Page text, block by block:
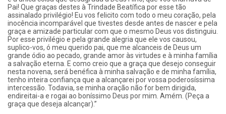
Pai! Que graças destes à Trindade Beatífica por esse tão
assinalado privilégio! Eu vos felicito com todo o meu coração, pela
inocência incomparável que tivestes desde antes de nascer e pela
graça e amizade particular com que o mesmo Deus vos distinguiu.
Por esse privilégio e pela grande alegria que ele vos causou,
suplico-vos, ó meu querido pai, que me alcanceis de Deus um
grande ódio ao pecado, grande amor às virtudes e à minha família
a salvação eterna. E como creio que a graça que desejo conseguir
nesta novena, será benéfica à minha salvação e de minha família,
tenho inteira confiança que a alcançarei por vossa poderosíssima
intercessão. Todavia, se minha oração não for bem dirigida,
endireitai-a e rogai ao boníssimo Deus por mim. Amém. (Peça a
graça que deseja alcançar).”